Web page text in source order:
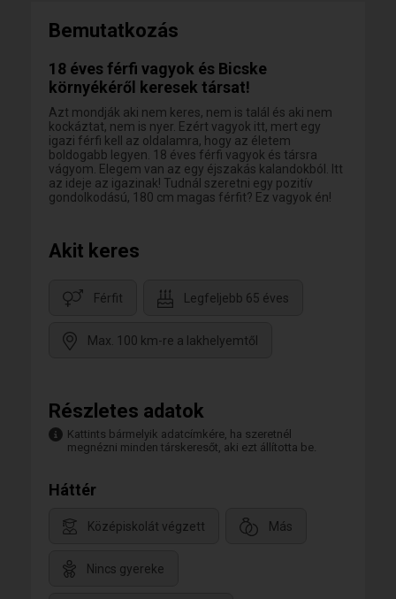
Bemutatkozás
18 éves férfi vagyok és Bicske
környékéről keresek társat!
Azt mondják aki nem keres, nem is talál és aki nem
kockáztat, nem is nyer. Ezért vagyok itt, mert egy
igazi férfi kell az oldalamra, hogy az életem
boldogabb legyen. 18 éves férfi vagyok és társra
vágyom. Elegem van az egy éjszakás kalandokból. Itt
az ideje az igazinak! Tudnál szeretni egy pozitív
gondolkodású, 180 cm magas férfit? Ez vagyok én!
Akit keres
Férfit Legfeljebb 65 éves
Max. 100 km-re a lakhelyemtől
Részletes adatok
Kattints bármelyik adatcímkére, ha szeretnél
megnézni minden társkeresőt, aki ezt állította be.
Háttér
Középiskolát végzett Más
Nincs gyereke